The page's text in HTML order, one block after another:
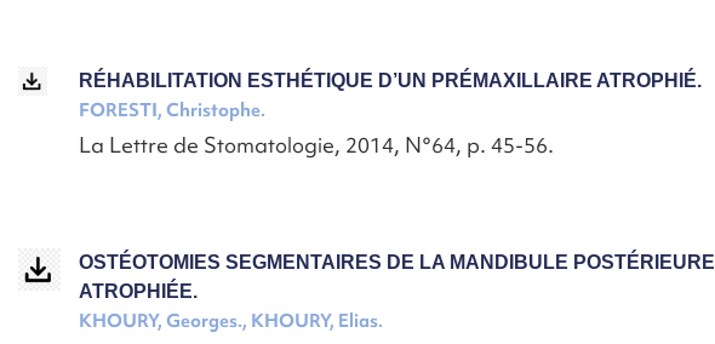
RÉHABILITATION ESTHÉTIQUE D’UN PRÉMAXILLAIRE ATROPHIÉ.
FORESTI, Christophe.
La Lettre de Stomatologie, 2014, N°64, p. 45-56.
OSTÉOTOMIES SEGMENTAIRES DE LA MANDIBULE POSTÉRIEURE
ATROPHIÉE.
KHOURY, Georges., KHOURY, Elias.